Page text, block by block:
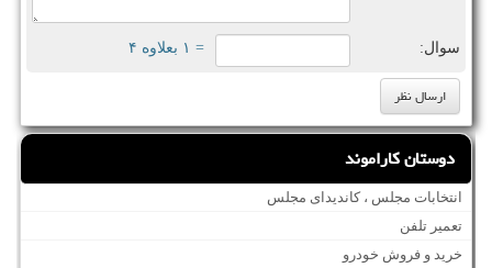
سوال: = ۱ بعلاوه ۴
دوستان کاراموند
انتخابات مجلس ، کاندیدای مجلس
تعمیر تلفن
خرید و فروش خودرو